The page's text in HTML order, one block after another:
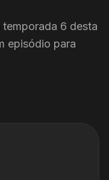
6 desta
episódio para